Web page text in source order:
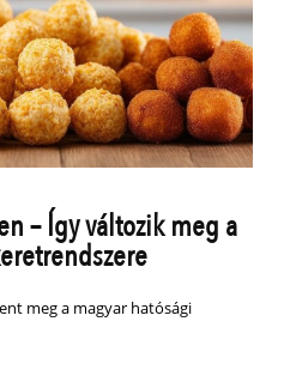
– Így változik meg a
meg a magyar hatósági